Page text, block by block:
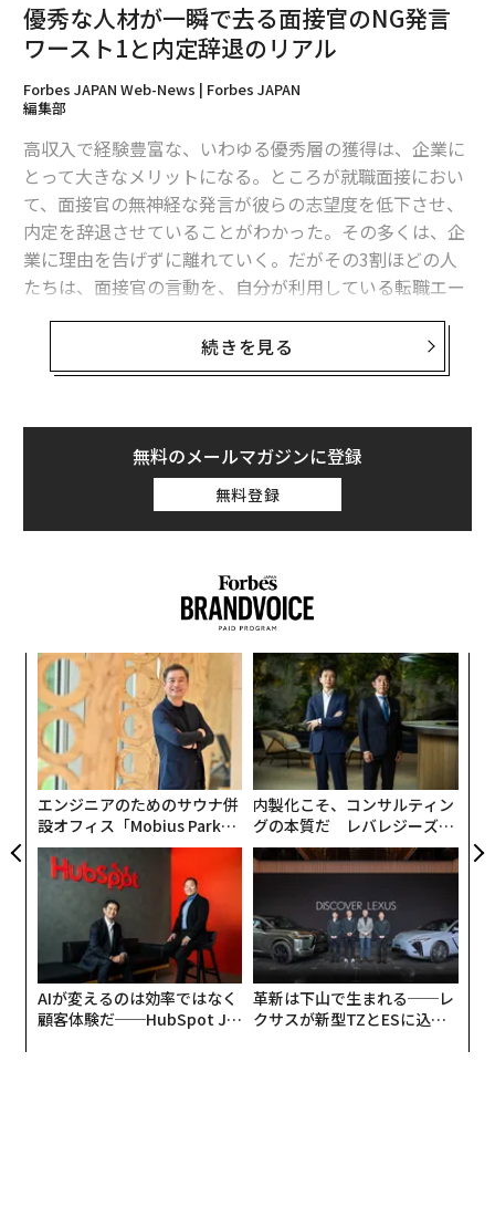
的にAIを取り入れると、思わぬ弊害が生じる。選考プロ
じさせる機械的な対応となり、候補者はそれを見抜く。
実際、選考においてAIが透けて見えると志望度が下がる
と答えた候補者は59.8パーセントにのぼった。
た対話」だ。40.1パーセントの候補者がそう答えてい
る。次が「面談・面接の質の向上」。AIは、候補者と対
面する場面ではなく、その前段階となる候補者の能力や
人柄の分析に用い、提示されたデータをもとに、人が示
唆出しや判断を行う。そうして、面接では候補者のこと
をよく理解した上での人間的な対応を行うことで、候補
者体験の向上を目指す。このような役割分担が重要にな
る。
少し前まで、DXの推進が企業の課題だった。だが、デジ
タルで送られてきた書類を印刷してハンコを押すといっ
た表面的なデジタル化に留まる企業が多く、根本的な作
業フローをデジタル化するのはハードルが高かった。今
はそれがAIに置き換わった。挨拶文の自動作成など、工
数を減らすことだけがAIの役割ではない。作業フローに
深く組み入れてこそAIの本領が発揮される。その作業
は、おそらく素人には難しい。まずは、専門業者に相談
優秀な人材が一瞬で去る面接官のNG発言
ワースト1と内定辞退のリアル
Forbes JAPAN Web-News | Forbes JAPAN
編集部
高収入で経験豊富な、いわゆる優秀層の獲得は、企業に
とって大きなメリットになる。ところが就職面接におい
て、面接官の無神経な発言が彼らの志望度を低下させ、
内定を辞退させていることがわかった。その多くは、企
業に理由を告げずに離れていく。だがその3割ほどの人
たちは、面接官の言動を、自分が利用している転職エー
ジェントに報告していた。
共働き・子育て世代のための転職サービス「withwor
をしたことがある男女136人を対象に、転職活動におけ
るジェンダーバイアスの実態調査を行った。まず、面接
や選考過程で、「性別を前提とした発言」、「家庭事情
に関する質問」、「結婚・出産に関する質問」、「業務
における性別役割を前提とした発言」を受けたことがあ
その結果、女性は「性別を前提とした発言」を多く受け
ていて、男女ともに「家庭事情に関する質問」をされた
という回答も多かった。これらの発言または質問を受け
たときの反応を尋ねると、「業務における性別役割を前
提とした発言」を受けた33.3パーセント、「家庭事情に
関する質問」を受けた23.6パーセントの女性は内定を辞
退している。男性も、15.4パーセントが「家庭事情に関
する質問」で内定を辞退している。
続きを見る
無料のメールマガジンに登録
無料登録
エンジニアのためのサウナ併
設オフィス「Mobius Park」
がオープン──タマディック
が健康経営を徹底する理由
内製化こそ、コンサルティン
グの本質だ レバレジーズが
実践する、次世代ファームの
全貌
AIが変えるのは効率ではなく
顧客体験だ──HubSpot Ja
革新は下山で生まれる──レ
クサスが新型TZとESに込め